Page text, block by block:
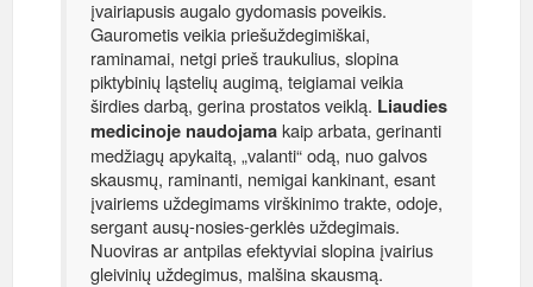
įvairiapusis augalo gydomasis poveikis.
Gaurometis veikia priešuždegimiškai,
raminamai, netgi prieš traukulius, slopina
piktybinių ląstelių augimą, teigiamai veikia
širdies darbą, gerina prostatos veiklą. Liaudies
medicinoje naudojamakaip arbata, gerinanti
medžiagų apykaitą, „valanti“ odą, nuo galvos
skausmų, raminanti, nemigai kankinant, esant
įvairiems uždegimams virškinimo trakte, odoje,
sergant ausų-nosies-gerklės uždegimais.
Nuoviras ar antpilas efektyviai slopina įvairius
gleivinių uždegimus, malšina skausmą.